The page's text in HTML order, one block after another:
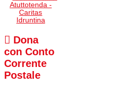
Dona
con Conto
Corrente
Postale